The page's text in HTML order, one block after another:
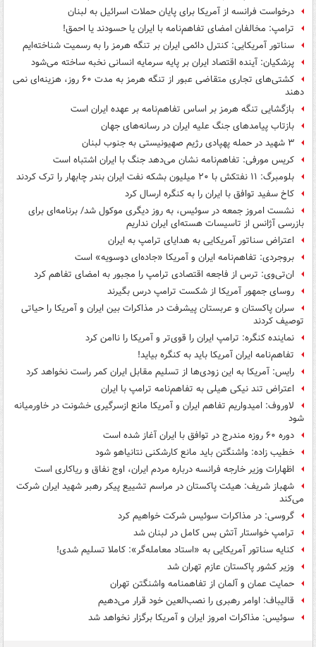
درخواست فرانسه از آمریکا برای پایان حملات اسرائیل به لبنان
ترامپ: مخالفان امضای تفاهم‌نامه با ایران یا حسودند یا احمق!
سناتور آمریکایی: کنترل دائمی ایران بر تنگه هرمز را به رسمیت شناخته‌ایم
پزشکیان: آینده اقتصاد ایران بر پایه سرمایه انسانی نخبه ساخته می‌شود
کشتی‌های تجاری متقاضی عبور از تنگه هرمز به مدت ۶۰ روز، هزینه‌ای نمی
دهند
بازگشایی تنگه هرمز بر اساس تفاهم‌نامه بر عهده ایران است
بازتاب پیامدهای جنگ علیه ایران در رسانه‌های جهان
۳ شهید در حمله پهپادی رژیم صهیونیستی به جنوب لبنان
کریس مورفی: تفاهم‌نامه نشان می‌دهد جنگ با ایران اشتباه است
بلومبرگ: ۱۱ نفتکش با ۲۰ میلیون بشکه نفت ایران بندر چابهار را ترک کردند
کاخ سفید توافق با ایران را به کنگره ارسال کرد
نشست امروز جمعه در سوئیس، به روز دیگری موکول شد/ برنامه‌ای برای
بازرسی آژانس از تاسیسات هسته‌ای ایران نداریم
اعتراض سناتور آمریکایی به هدایای ترامپ به ایران
بروجردی: تفاهم‌نامه ایران و آمریکا «جاده‌ای دوسویه» است
ان‌تی‌وی: ترس از فاجعه اقتصادی ترامپ را مجبور به امضای تفاهم کرد
روسای جمهور آمریکا از شکست ترامپ درس بگیرند
سران پاکستان و عربستان پیشرفت در مذاکرات بین ایران و آمریکا را حیاتی
توصیف کردند
نماینده کنگره: ترامپ ایران را قوی‌تر و آمریکا را ناامن کرد
تفاهم‌نامه ایران آمریکا باید به کنگره بیاید!
رایس: آمریکا به این زودی‌ها از تسلیم مقابل ایران کمر راست نخواهد کرد
اعتراض تند نیکی هیلی به تفاهم‌نامه ترامپ با ایران
لاوروف: امیدواریم تفاهم ایران و آمریکا مانع ازسرگیری خشونت در خاورمیانه
شود
دوره ۶۰ روزه مندرج در توافق با ایران آغاز شده است
خطیب زاده: واشنگتن باید مانع کارشکنی نتانیاهو شود
اظهارات وزیر خارجه فرانسه درباره مردم ایران، اوج نفاق و ریاکاری است
شهباز شریف: هیئت پاکستان در مراسم تشییع پیکر رهبر شهید ایران شرکت
می‌کند
گروسی: در مذاکرات سوئیس شرکت خواهیم کرد
ترامپ خواستار آتش بس کامل در لبنان شد
کنایه سناتور آمریکایی به «استاد معامله‌گر»: کاملا تسلیم شدی!
وزیر کشور پاکستان عازم تهران شد
حمایت عمان و آلمان از تفاهمنامه واشنگتن تهران
قالیباف: اوامر رهبری را نصب‌العین خود قرار می‌دهیم
سوئیس: مذاکرات امروز ایران و آمریکا برگزار نخواهد شد